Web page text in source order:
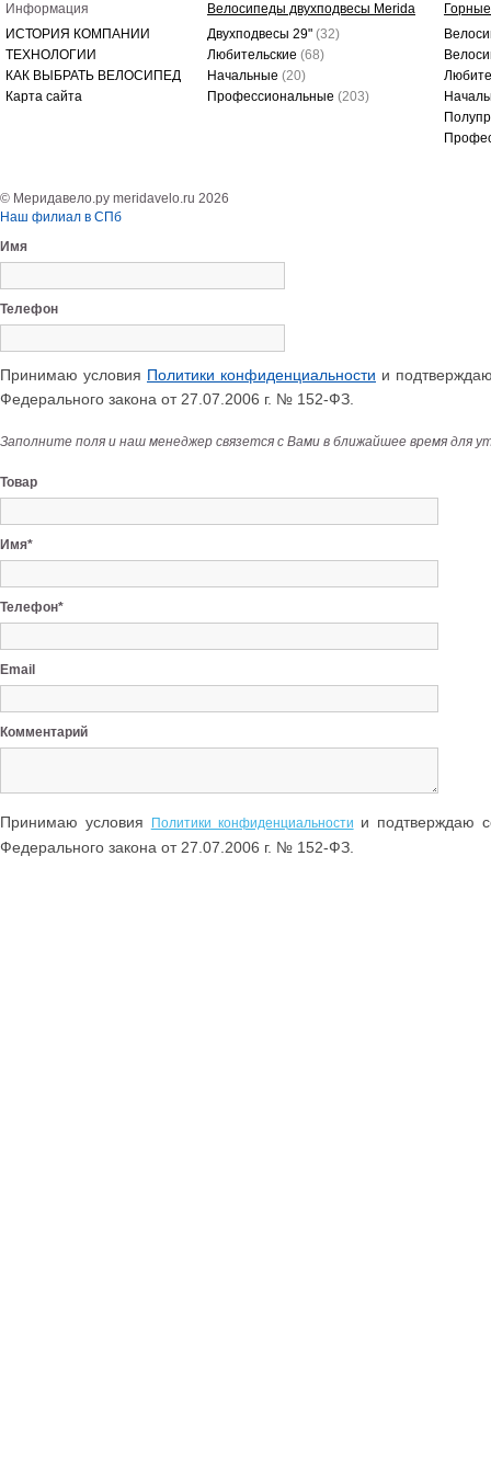
Информация
ИСТОРИЯ КОМПАНИИ
ТЕХНОЛОГИИ
КАК ВЫБРАТЬ ВЕЛОСИПЕД
Карта сайта
Велосипеды двухподвесы Merida
Двухподвесы 29" (32)
Любительские (68)
Начальные (20)
Профессиональные (203)
© Меридавело.ру meridavelo.ru 2026
Наш филиал в СПб
Имя
Телефон
Принимаю условия Политики конфиденциальности и
Федерального закона от 27.07.2006 г. № 152-ФЗ.
Заполните поля и наш менеджер связется с Вами в ближайшее время для
Товар
Имя*
Телефон*
Email
Комментарий
Принимаю условия Политики конфиденциальности и подтверждаю
Федерального закона от 27.07.2006 г. № 152-ФЗ.